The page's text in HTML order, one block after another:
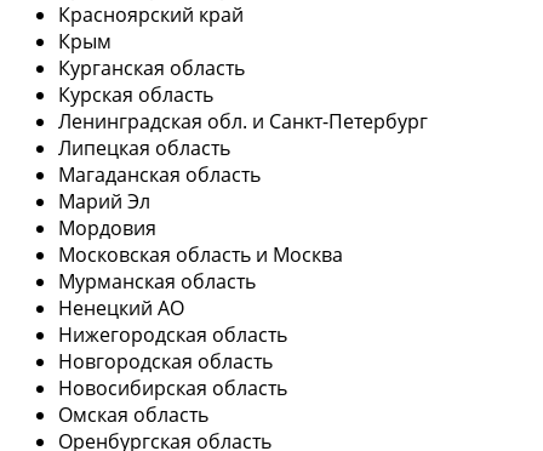
Красноярский край
Крым
Курганская область
Курская область
Ленинградская обл. и Санкт-Петербург
Липецкая область
Магаданская область
Марий Эл
Мордовия
Московская область и Москва
Мурманская область
Ненецкий АО
Нижегородская область
Новгородская область
Новосибирская область
Омская область
Оренбургская область